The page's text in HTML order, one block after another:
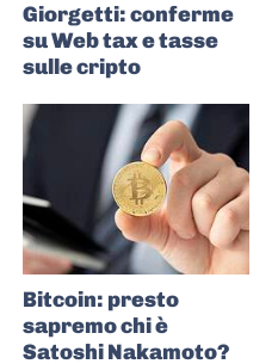
Giorgetti: conferme
su Web tax e tasse
sulle cripto
Bitcoin: presto
sapremo chi è
Satoshi Nakamoto?